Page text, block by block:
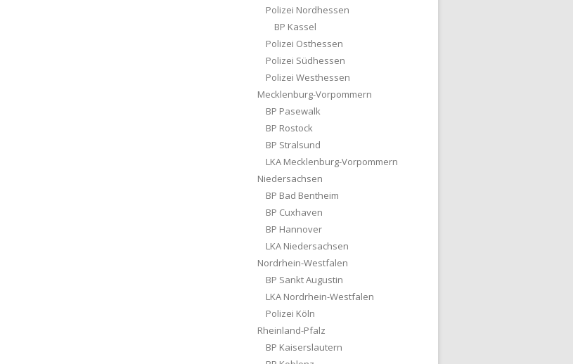
Polizei Nordhessen
BP Kassel
Polizei Osthessen
Polizei Südhessen
Polizei Westhessen
Mecklenburg-Vorpommern
BP Pasewalk
BP Rostock
BP Stralsund
LKA Mecklenburg-Vorpommern
Niedersachsen
BP Bad Bentheim
BP Cuxhaven
BP Hannover
LKA Niedersachsen
Nordrhein-Westfalen
BP Sankt Augustin
LKA Nordrhein-Westfalen
Polizei Köln
Rheinland-Pfalz
BP Kaiserslautern